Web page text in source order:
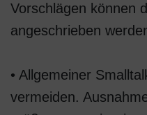
Vorschlägen können
angeschrieben
• Allgemeiner
vermeiden.